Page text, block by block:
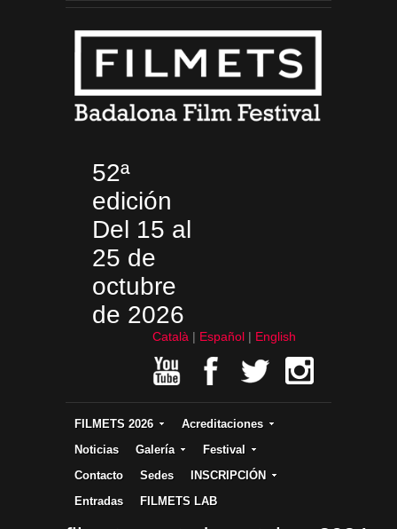
52ª
edición
Del 15 al
25 de
octubre
de 2026
Català Español English
FILMETS 2026
Acreditaciones
Noticias
Galería
Festival
Contacto
Sedes
INSCRIPCIÓN
Entradas
FILMETS LAB